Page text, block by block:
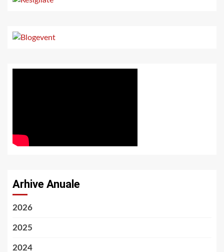
Arhive Anuale
2026
2025
2024